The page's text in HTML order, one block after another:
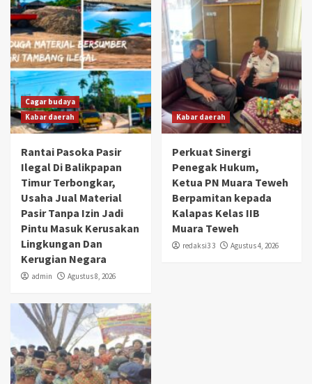
Cagar budaya
Kabar daerah
Rantai Pasoka Pasir
Ilegal Di Balikpapan
Timur Terbongkar,
Usaha Jual Material
Pasir Tanpa Izin Jadi
Pintu Masuk Kerusakan
Lingkungan Dan
Kerugian Negara
admin Agustus 8, 2026
Kabar daerah
Perkuat Sinergi
Penegak Hukum,
Ketua PN Muara Teweh
Berpamitan kepada
Kalapas Kelas IIB
Muara Teweh
redaksi3 3 Agustus 4, 2026